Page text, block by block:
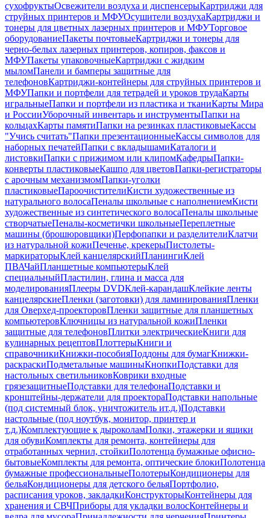
сухофруктыОсвежители воздуха и диспенсерыКартриджи для
струйных принтеров и МФУОсушители воздухаКартриджи и
тонеры для цветных лазерных принтеров и МФУТорговое
оборудованиеПакеты почтовыеКартриджи и тонеры для
черно-белых лазерных принтеров, копиров, факсов и
МФУПакеты упаковочныеКартриджи с жидким
мыломПанели и бамперы защитные для
телефоновКартриджи-контейнеры для струйных принтеров и
МФУПапки и портфели для тетрадей и уроков трудаКарты
игральныеПапки и портфели из пластика и тканиКарты Мира
и РоссииУборочный инвентарь и инструментыПапки на
кольцахКарты памятиПапки на резинках пластиковыеКассы
"Учись считать"Папки презентационныеКассы символов для
наборных печатейПапки с вкладышамиКаталоги и
листовкиПапки с прижимом или клипомКафедрыПапки-
конверты пластиковыеКашпо для цветовПапки-регистраторы
с арочным механизмомПапки-уголки
пластиковыеПароочистителиКисти художественные из
натурального волосаПеналы школьные с наполнениемКисти
художественные из синтетического волосаПеналы школьные
створчатыеПеналы-косметички школьныеПереплетные
машины (брошюровщики)Перфопапки и разделителиКлатчи
из натуральной кожиПеченье, крекерыПистолеты-
маркираторыКлей канцелярскийПланингиКлей
ПВАЧайПланшетные компьютерыКлей
специальныйПластилин, глина и масса для
моделированияПлееры DVDКлей-карандашКлейкие ленты
канцелярскиеПленки (заготовки) для ламинированияПленки
для Оверхед-проекторовПленки защитные для планшетных
компьютеровКлючницы из натуральной кожиПленки
защитные для телефоновПлитки электрическиеКниги для
кулинарных рецептовПлоттерыКниги и
справочникиКнижки-пособияПоддоны для бумагКнижки-
раскраскиПодметальные машиныКнопкиПодставки для
настольных светильниковКоврики входные
грязезащитныеПодставки для телефонаПодставки и
кронштейны-держатели для проектораПодставки напольные
(под системный блок, уничтожитель ит.д.)Подставки
настольные (под ноутбук, монитор, принтер и
т.д.)Комплектующие к дыроколамПолки, этажерки и ящики
для обувиКомплекты для ремонта, контейнеры для
отработанных чернил, стойкиПолотенца бумажные офисно-
бытовыеКомплекты для ремонта, оптические блокиПолотенца
бумажные профессиональныеПолотерыКондиционеры для
бельяКондиционеры для детского бельяПортфолио,
расписания уроков, закладкиКонструкторыКонтейнеры для
хранения и СВЧПриборы для укладки волосКонтейнеры и